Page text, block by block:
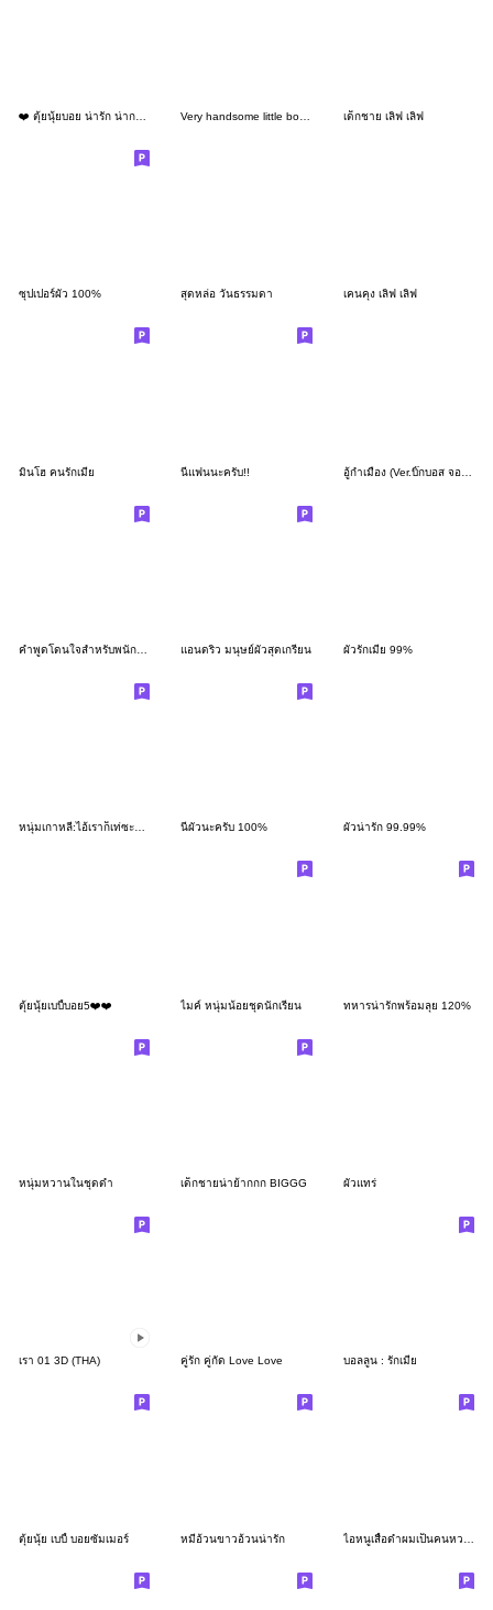
เด็กชาย เลิฟ เลิฟ
ซุปเปอร์ผัว 100% สุดหล่อ วันธรรมดา เคนคุง เลิฟ เลิฟ
มินโฮ คนรักเมีย นี่แฟนนะครับ!! อู้กำเมือง (Ver.บิ๊กบอส จอมป่วน)
แอนดริว มนุษย์ผัวสุดเกรียน ผัวรักเมีย 99%
หนุ่มเกาหลี:ไอ้เราก็เท่ซะด้วย@Noo นี่ผัวนะครับ 100% ผัวน่ารัก 99.99%
ตุ้ยนุ้ยเบบี้บอย5❤️❤️ ไมค์ หนุ่มน้อยชุดนักเรียน ทหารน่ารักพร้อมลุย 120%
หนุ่มหวานในชุดดำ เด็กชายน่าย้ากกก BIGGG ผัวแทร่
เรา 01 3D (THA) คู่รัก คู่กัด Love Love บอลลูน : รักเมีย
ตุ้ยนุ้ย เบบี้ บอยซัมเมอร์ หมีอ้วนขาวอ้วนน่ารัก